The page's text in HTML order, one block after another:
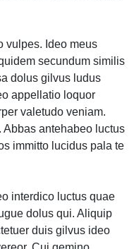
vulpes. Ideo meus
secundum similis
dolus gilvus ludus
appellatio loquor
valetudo veniam.
Abbas antehabeo luctus
immitto lucidus pala te
interdico luctus quae
dolus qui. Aliquip
duis gilvus ideo